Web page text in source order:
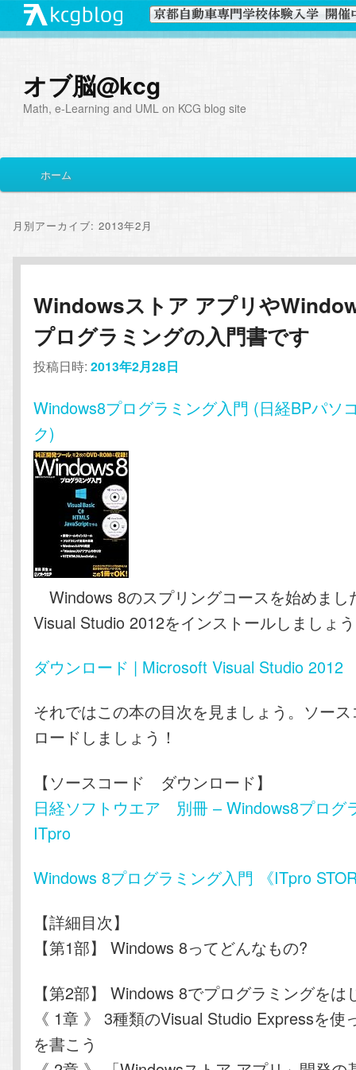
オブ脳@kcg
Math, e-Learning and UML on KCG blog site
イ
メ
ン
ン
テ
ン
ツ
へ
動
サ
コ
テ
ン
ツ
へ
移
ホーム
月別アーカイブ:2013年2月
Windowsストア アプリや
プログラミングの入門書です
投稿日時:2013年2月28日
Windows8プログラミング入門 (日経BPパソ
ク)
Windows 8のスプリングコースを始めまし
Visual Studio 2012をインストールしましょ
ダウンロード | Microsoft Visual Studio 2012
それではこの本の目次を見ましょう。ソー
ロードしましょう！
【ソースコード ダウンロード】
日経ソフトウエア 別冊 – Windows8プログ
ITpro
Windows 8プログラミング入門 《ITpro
【詳細目次】
【第1部】 Windows 8ってどんなもの?
【第2部】 Windows 8でプログラミングをは
《 1章 》 3種類のVisual Studio Expressを使
を書こう